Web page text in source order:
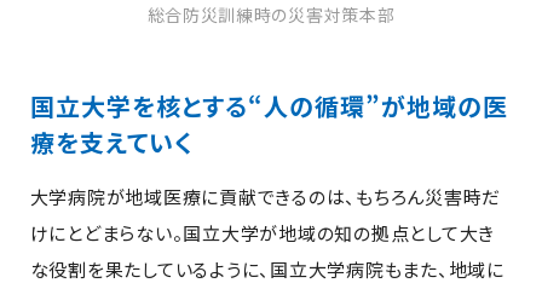
総合防災訓練時の災害対策本部
国立大学を核とする“人の循環”が地域の医
療を支えていく
大学病院が地域医療に貢献できるのは、もちろん災害時だ
けにとどまらない。国立大学が地域の知の拠点として大き
な役割を果たしているように、国立大学病院もまた、地域に